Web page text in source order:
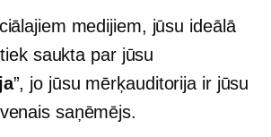
medijiem, jūsu ideālā
saukta par jūsu
”, jo jūsu mērķauditorija ir jūsu
saņēmējs.